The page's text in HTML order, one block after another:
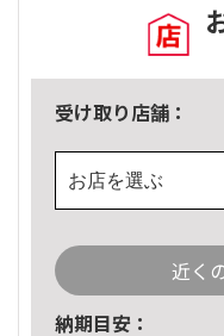
受け取り店舗：
お店を選ぶ
近く
納期目安：